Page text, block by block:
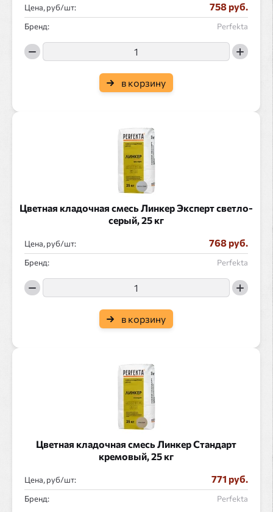
Цена, руб/ : 758 руб.
Бренд: Perfekta
в корзину
Цветная кладочная смесь Линкер Эксперт светло-
серый, 25 кг
Цена, руб/ : 768 руб.
Бренд: Perfekta
в корзину
Цветная кладочная смесь Линкер Стандарт
кремовый, 25 кг
Цена, руб/ : 771 руб.
Бренд: Perfekta